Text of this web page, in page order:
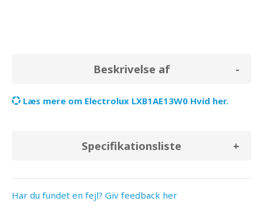
Beskrivelse af
Læs mere om Electrolux LXB1AE13W0 Hvid her.
Specifikationsliste
Har du fundet en fejl? Giv feedback her